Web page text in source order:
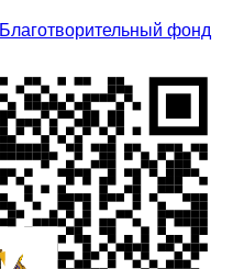
Благотворительный фонд